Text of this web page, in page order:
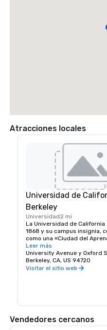
Atracciones locales
Universidad de
Berkeley
Universidad2 mi
La Universidad de California
1868 y su campus insignia,
como una «Ciudad del
estableció en Berkeley, en la
San Francisco. Hoy en día, la
pública más importante del
fuente de innovación, UC
Leer más
University Avenue y Oxford
Berkeley, CA, US 94720
Visitar el sitio web
Vendedores cercanos